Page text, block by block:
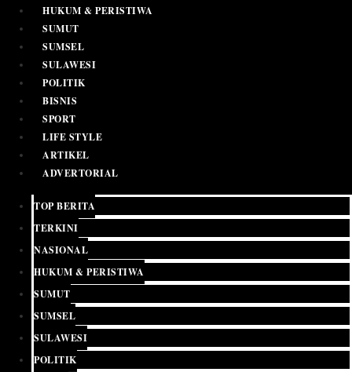
HUKUM & PERISTIWA
SUMUT
SUMSEL
SULAWESI
POLITIK
BISNIS
SPORT
LIFE STYLE
ARTIKEL
ADVERTORIAL
TOP BERITA
TERKINI
NASIONAL
HUKUM & PERISTIWA
SUMUT
SUMSEL
SULAWESI
POLITIK